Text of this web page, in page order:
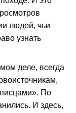
людей, чьи
узнать
деле, всегда
По
И здесь,